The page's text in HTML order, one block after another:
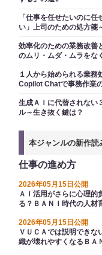
「仕事を任せたいのに任
い」上司のための処方箋
効率化のための業務改善
のムリ・ムダ・ムラをな
１人から始められる業務
Copilot Chatで事務作業
生成ＡＩに代替されない
ル～生き抜く鍵は？
本ジャンルの新作読
仕事の進め方
2026年05月15日公開
ＡＩ活用がさらに心理的
る？ＢＡＮＩ時代の人材
理由
2026年05月15日公開
ＶＵＣＡでは説明できな
織が壊れやすくなるＢＡ